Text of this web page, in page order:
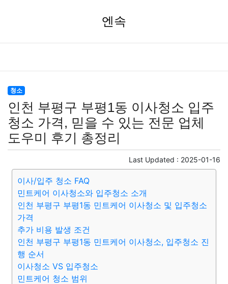
엔속
청소
인천 부평구 부평1동 이사청소 입주
청소 가격, 믿을 수 있는 전문 업체
도우미 후기 총정리
Last Updated : 2025-01-16
이사/입주 청소 FAQ
민트케어 이사청소와 입주청소 소개
인천 부평구 부평1동 민트케어 이사청소 및 입주청소
가격
추가 비용 발생 조건
인천 부평구 부평1동 민트케어 이사청소, 입주청소 진
행 순서
이사청소 VS 입주청소
민트케어 청소 범위